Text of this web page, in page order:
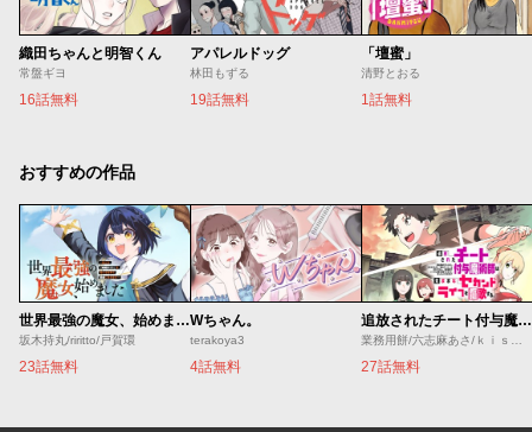
織田ちゃんと明智くん
常盤ギヨ
16話無料
アパレルドッグ
林田もずる
19話無料
「壇蜜」
清野とおる
1話無料
おすすめの作品
世界最強の魔女、始めました ～私だけ『攻略サイト』を見れる世界で自由に生きます～
坂木持丸/riritto/戸賀環
23話無料
Wちゃん。
terakoya3
4話無料
追放されたチート付与魔術師は気ままなセカンドライフを謳歌する。 ～俺は武器だけじゃなく、あらゆるものに『強化ポイント』を付与できるし、俺の意思でいつでも効果を解除できるけど、残った人たち大丈夫？～
27話無料